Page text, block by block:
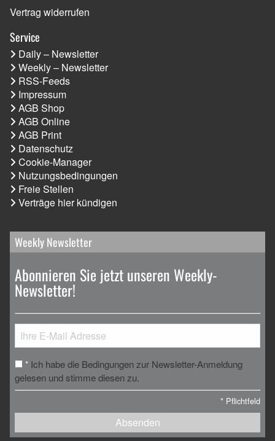
Vertrag widerrufen
Service
Daily – Newsletter
Weekly – Newsletter
RSS-Feeds
Impressum
AGB Shop
AGB Online
AGB Print
Datenschutz
Cookie-Manager
Nutzungsbedingungen
Freie Stellen
Verträge hier kündigen
Weekly Newsletter
Abonnieren Sie jetzt unseren Weekly-
Newsletter!
* Ich habe die Bedingungen zur Newsletter-Anmeldung
gelesen und stimme diesen zu.
* Pflichtfeld
Absenden